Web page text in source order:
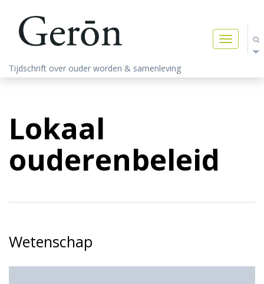
Toggle
navigation
Tijdschrift over ouder worden & samenleving
Lokaal
ouderenbeleid
Wetenschap